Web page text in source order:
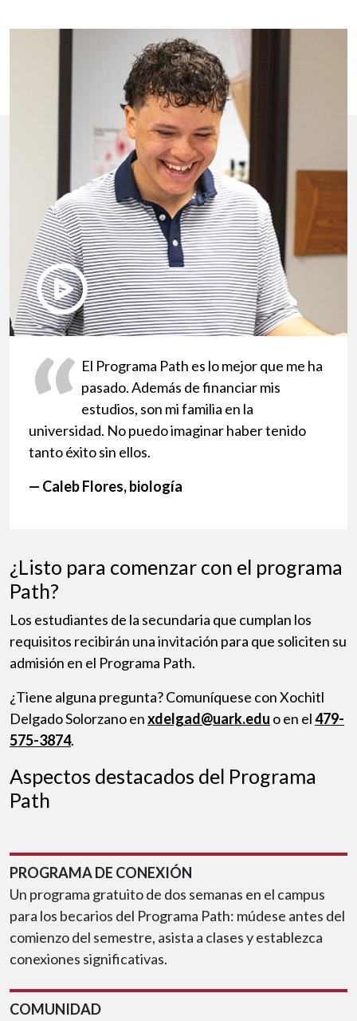
Play Video
El Programa Path es lo mejor que me ha
pasado. Además de financiar mis
estudios, son mi familia en la
universidad. No puedo imaginar haber tenido
tanto éxito sin ellos.
— Caleb Flores, biología
¿Listo para comenzar con el programa
Path?
Los estudiantes de la secundaria que cumplan los
requisitos recibirán una invitación para que soliciten su
admisión en el Programa Path.
¿Tiene alguna pregunta? Comuníquese con Xochitl
Delgado Solorzano enxdelgad@uark.edu o en el479-
575-3874.
Aspectos destacados del Programa
Path
PROGRAMA DE CONEXIÓN
Un programa gratuito de dos semanas en el campus
para los becarios del Programa Path: múdese antes del
comienzo del semestre, asista a clases y establezca
conexiones significativas.
COMUNIDAD